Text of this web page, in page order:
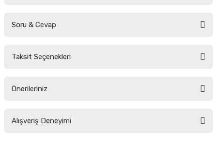
Soru & Cevap
Taksit Seçenekleri
Önerileriniz
yetersiz gördüğünüz noktaları öneri formunu kullanarak tarafımıza
Alışveriş Deneyimi